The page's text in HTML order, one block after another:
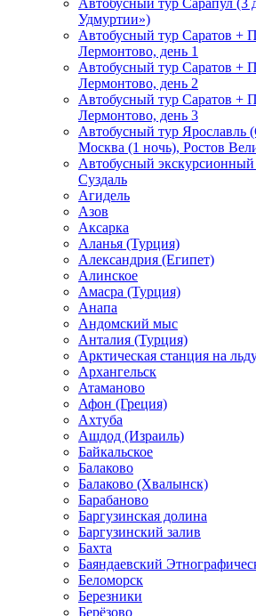
Автобусный тур Сарапул (3
Удмуртии»)
Автобусный тур Саратов +
Лермонтово, день 1
Автобусный тур Саратов +
Лермонтово, день 2
Автобусный тур Саратов +
Лермонтово, день 3
Автобусный тур Ярославль
Москва (1 ночь), Ростов
Автобусный
Суздаль
Агидель
Азов
Аксарка
Аланья (Турция)
Александрия (Египет)
Алинское
Амасра (Турция)
Анапа
Андомский мыс
Анталия (Турция)
Арктическая станция на
Архангельск
Атаманово
Афон (Греция)
Ахтуба
Ашдод (Израиль)
Байкальское
Балаково
Балаково (Хвалынск)
Барабаново
Баргузинская долина
Баргузинский залив
Бахта
Баяндаевский
Беломорск
Березники
Берёзово